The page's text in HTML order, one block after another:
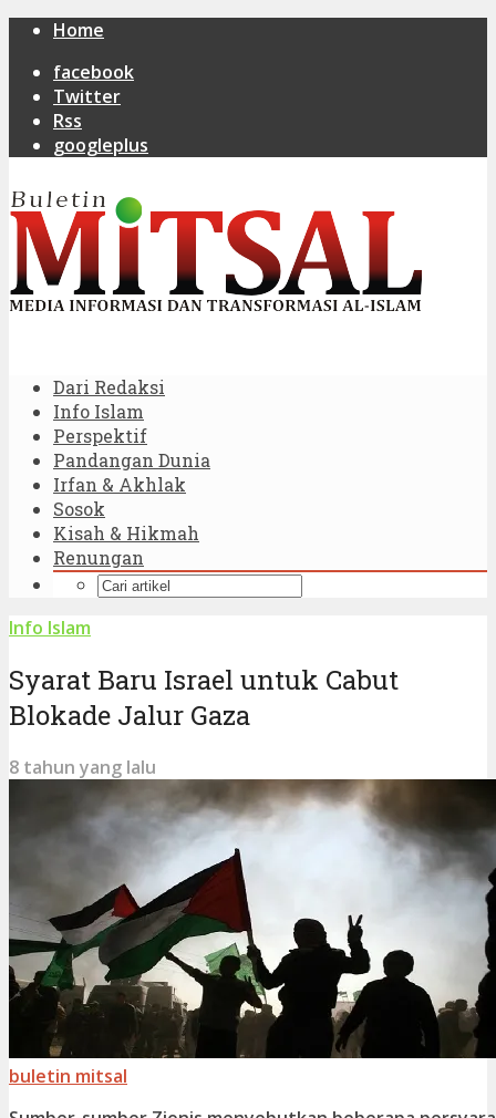
Home
facebook
Twitter
Rss
googleplus
Dari Redaksi
Info Islam
Perspektif
Pandangan Dunia
Irfan & Akhlak
Sosok
Kisah & Hikmah
Renungan
Info Islam
Syarat Baru Israel untuk Cabut
Blokade Jalur Gaza
8 tahun yang lalu
buletin mitsal